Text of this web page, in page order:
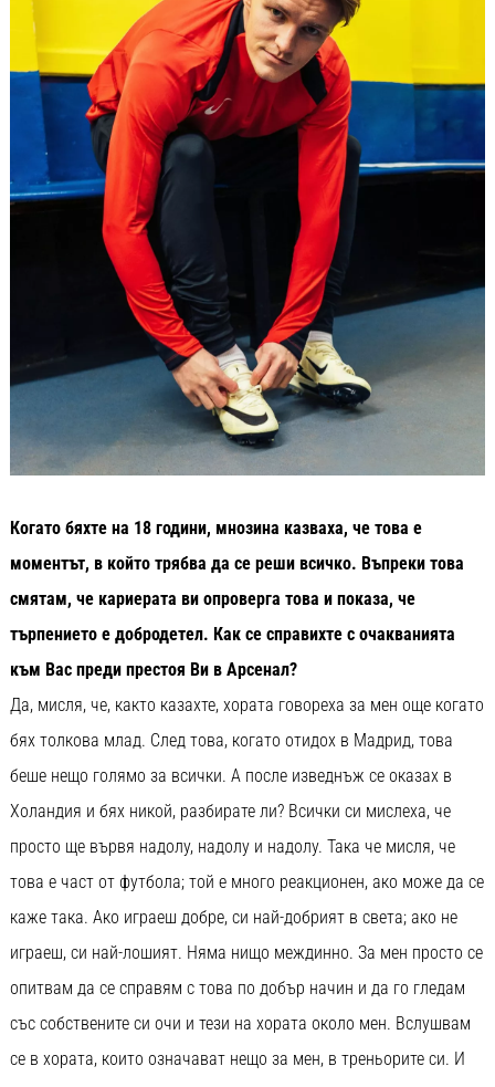
Когато бяхте на 18 години, мнозина казваха, че това е
моментът, в който трябва да се реши всичко. Въпреки това
смятам, че кариерата ви опроверга това и показа, че
търпението е добродетел. Как се справихте с очакванията
към Вас преди престоя Ви в Арсенал?
Да, мисля, че, както казахте, хората говореха за мен още когато
бях толкова млад. След това, когато отидох в Мадрид, това
беше нещо голямо за всички. А после изведнъж се оказах в
Холандия и бях никой, разбирате ли? Всички си мислеха, че
просто ще вървя надолу, надолу и надолу. Така че мисля, че
това е част от футбола; той е много реакционен, ако може да се
каже така. Ако играеш добре, си най-добрият в света; ако не
играеш, си най-лошият. Няма нищо междинно. За мен просто се
опитвам да се справям с това по добър начин и да го гледам
със собствените си очи и тези на хората около мен. Вслушвам
се в хората, които означават нещо за мен, в треньорите си. И